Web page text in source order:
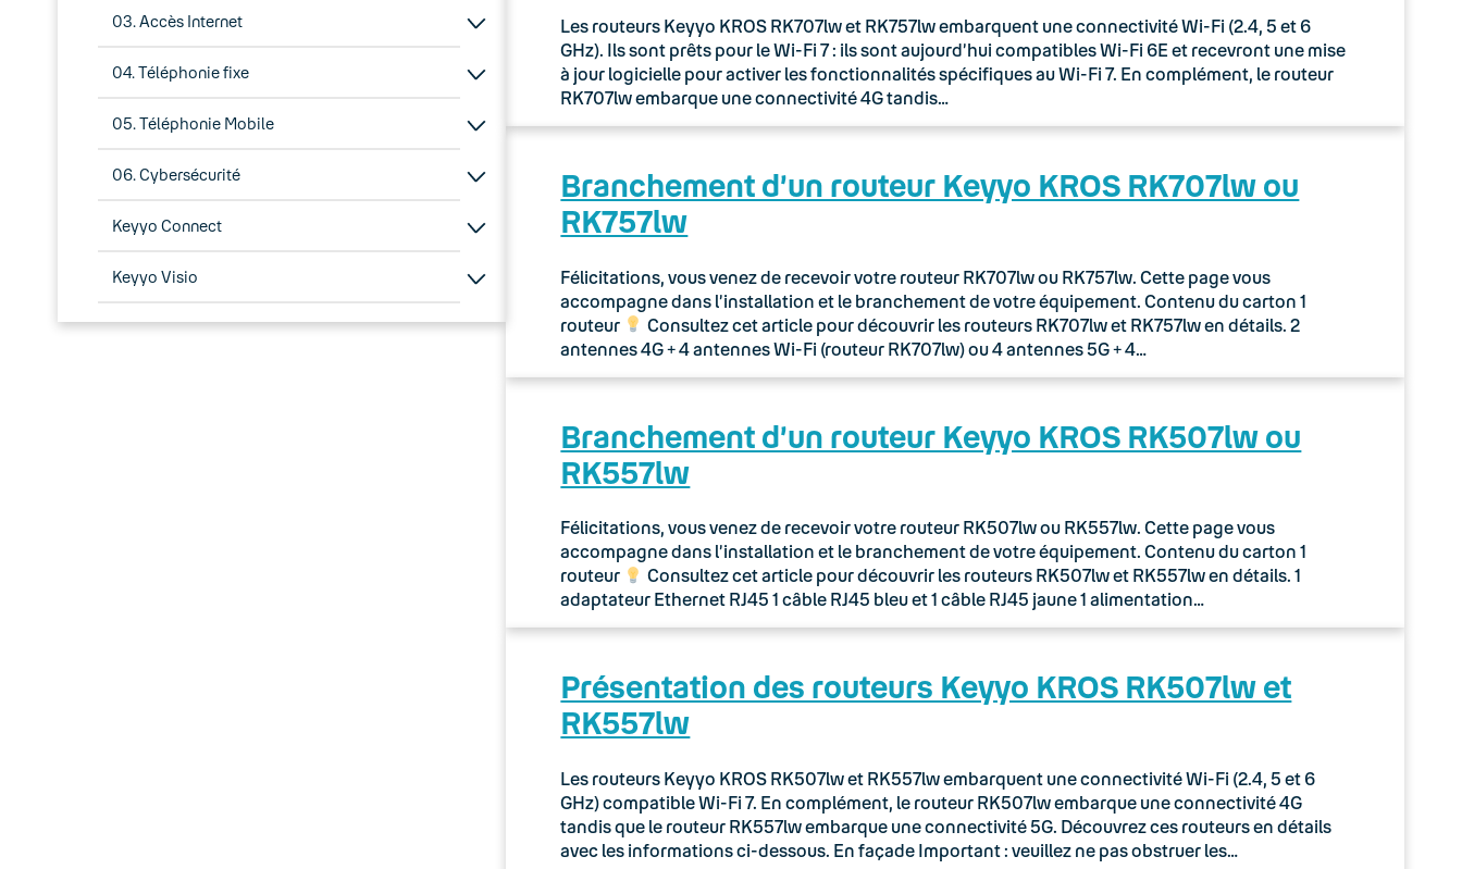
03. Accès Internet
04. Téléphonie fixe
05. Téléphonie Mobile
06. Cybersécurité
Keyyo Connect
Keyyo Visio
Les routeurs Keyyo KROS RK707lw et RK757lw embarquent une connectivité Wi-Fi (2.4, 5 et 6
GHz). Ils sont prêts pour le Wi-Fi 7 : ils sont aujourd’hui compatibles Wi-Fi 6E et recevront une mise
à jour logicielle pour activer les fonctionnalités spécifiques au Wi-Fi 7. En complément, le routeur
RK707lw embarque une connectivité 4G tandis…
Branchement d’un routeur Keyyo KROS RK707lw ou
RK757lw
Félicitations, vous venez de recevoir votre routeur RK707lw ou RK757lw. Cette page vous
accompagne dans l’installation et le branchement de votre équipement. Contenu du carton 1
routeur
Consultez cet article pour découvrir les routeurs RK707lw et RK757lw en détails. 2
antennes 4G + 4 antennes Wi-Fi (routeur RK707lw) ou 4 antennes 5G + 4…
Branchement d’un routeur Keyyo KROS RK507lw ou
RK557lw
Félicitations, vous venez de recevoir votre routeur RK507lw ou RK557lw. Cette page vous
accompagne dans l’installation et le branchement de votre équipement. Contenu du carton 1
routeur
Consultez cet article pour découvrir les routeurs RK507lw et RK557lw en détails. 1
adaptateur Ethernet RJ45 1 câble RJ45 bleu et 1 câble RJ45 jaune 1 alimentation…
Présentation des routeurs Keyyo KROS RK507lw et
RK557lw
Les routeurs Keyyo KROS RK507lw et RK557lw embarquent une connectivité Wi-Fi (2.4, 5 et 6
GHz) compatible Wi-Fi 7. En complément, le routeur RK507lw embarque une connectivité 4G
tandis que le routeur RK557lw embarque une connectivité 5G. Découvrez ces routeurs en détails
avec les informations ci-dessous. En façade Important : veuillez ne pas obstruer les…